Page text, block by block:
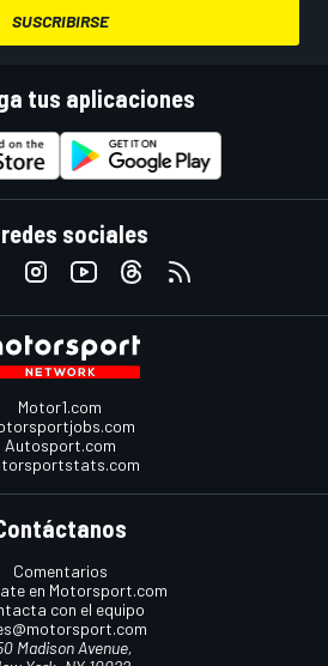
SUSCRIBIRSE
tus aplicaciones
redes sociales
Motor1.com
Autosport.com
Comentarios
en Motorsport.com
con el equipo
Madison Avenue,